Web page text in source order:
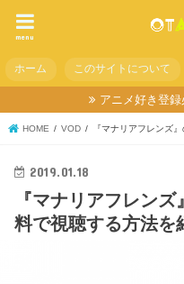
menu
ホーム このサイトについて
アニメ好き登
HOME VOD 『マナリアフレンズ
2019.01.18
『マナリアフレン
料で視聴する方法を